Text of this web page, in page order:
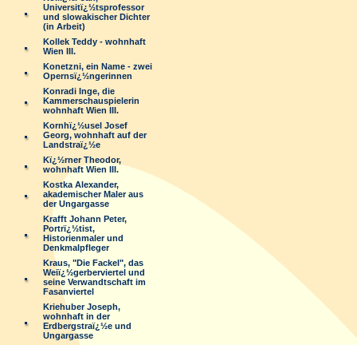
Universitï¿½tsprofessor
und slowakischer Dichter
(in Arbeit)
Kollek Teddy - wohnhaft
Wien III.
Konetzni, ein Name - zwei
Opernsï¿½ngerinnen
Konradi Inge, die
Kammerschauspielerin
wohnhaft Wien III.
Kornhï¿½usel Josef
Georg, wohnhaft auf der
Landstraï¿½e
Kï¿½rner Theodor,
wohnhaft Wien III.
Kostka Alexander,
akademischer Maler aus
der Ungargasse
Krafft Johann Peter,
Portrï¿½tist,
Historienmaler und
Denkmalpfleger
Kraus, "Die Fackel", das
Weiï¿½gerberviertel und
seine Verwandtschaft im
Fasanviertel
Kriehuber Joseph,
wohnhaft in der
Erdbergstraï¿½e und
Ungargasse